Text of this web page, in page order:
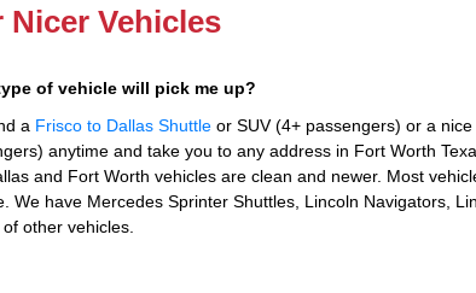
Nicer Vehicles
of vehicle will pick me up?
a Frisco to Dallas Shuttleor SUV (4+ passengers) or a nice
anytime and take you to any address in Fort Worth
and Fort Worth vehicles are clean and newer. Most
We have Mercedes Sprinter Shuttles, Lincoln Navigators,
other vehicles.